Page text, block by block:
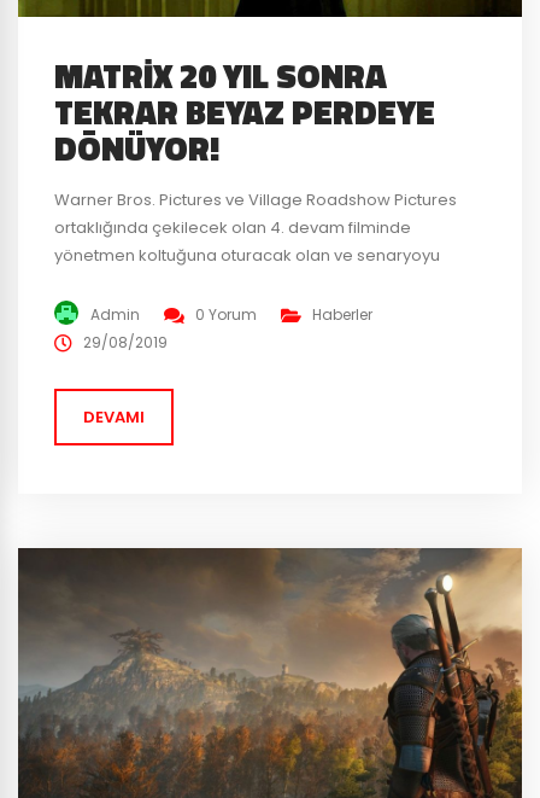
MATRIX 20 YIL SONRA
TEKRAR BEYAZ PERDEYE
DÖNÜYOR!
Warner Bros. Pictures ve Village Roadshow Pictures
ortaklığında çekilecek olan 4. devam filminde
yönetmen koltuğuna oturacak olan ve senaryoyu
Wachowski kardeşlerden biri olan Lana
Wachowski olacak. Lana ve Lily Wachowski ikilisinden
Edward Zwick imzalı İhtiras Rüzgarları filmi ile ve 1995
yılında Mel Gibson imzalı Cesur Yürek ile arka arkaya...
Admin 0 Yorum
Haberler
29/08/2019
DEVAMI